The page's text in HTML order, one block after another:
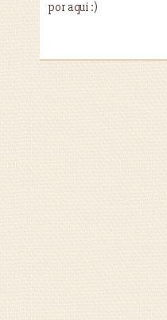
por aqui :)